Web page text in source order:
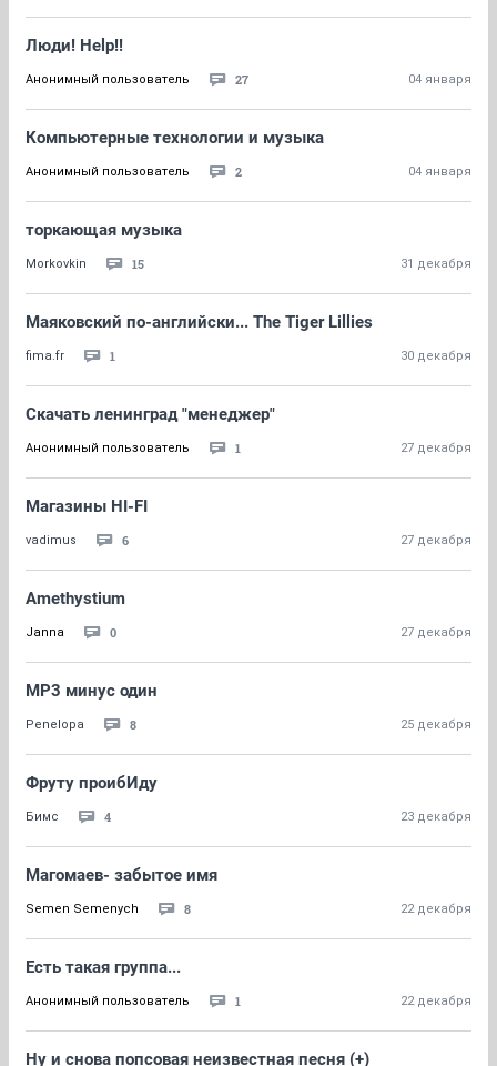
Люди! Help!!
Анонимный пользователь 27 04 января
Компьютерные технологии и музыка
Анонимный пользователь 2 04 января
торкающая музыка
Morkovkin 15 31 декабря
Маяковский по-английски... The Tiger Lillies
fima.fr 1 30 декабря
Скачать ленинград "менеджер"
Анонимный пользователь 1 27 декабря
Магазины HI-FI
vadimus 6 27 декабря
Amethystium
Janna 0 27 декабря
МР3 минус один
Penelopa 8 25 декабря
Фруту проибИду
Бимс 4 23 декабря
Магомаев- забытое имя
Semen Semenych 8 22 декабря
Есть такая группа...
Анонимный пользователь 1 22 декабря
Ну и снова попсовая неизвестная песня (+)